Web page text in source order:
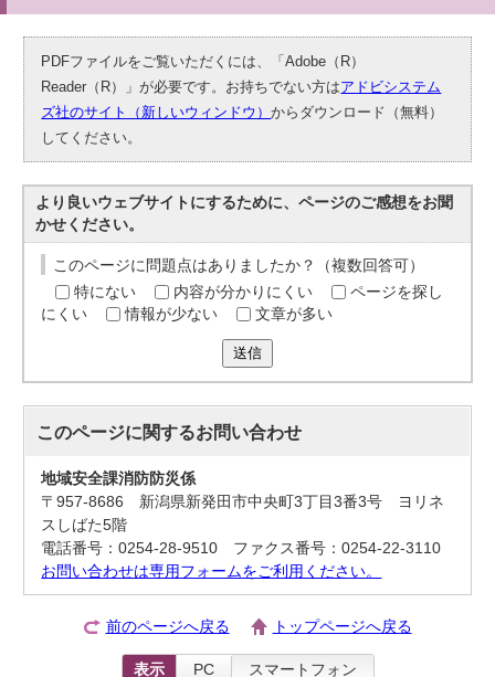
PDFファイルをご覧いただくには、「Adobe（R）
Reader（R）」が必要です。お持ちでない方はアドビシステム
ズ社のサイト（新しいウィンドウ）からダウンロード（無料）
してください。
より良いウェブサイトにするために、ページのご感想をお聞
かせください。
このページに問題点はありましたか？（複数回答可）
特にない
内容が分かりにくい
ページを探し
にくい
情報が少ない 文章が多い
送信
このページに関するお問い合わせ
地域安全課消防防災係
〒957-8686 新潟県新発田市中央町3丁目3番3号 ヨリネ
スしばた5階
電話番号：0254-28-9510 ファクス番号：0254-22-3110
お問い合わせは専用フォームをご利用ください。
前のページへ戻る トップページへ戻る
表示 PC スマートフォン